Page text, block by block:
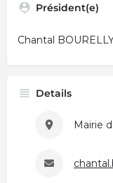
Président(e)
Chantal
Details
Mairie